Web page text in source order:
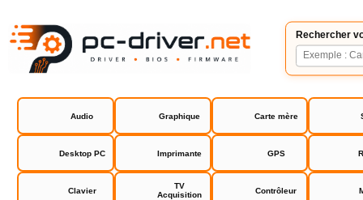
Rechercher
Audio Graphique Carte mère
Desktop PC Imprimante GPS
Clavier
TV
Acquisition
Contrôleur